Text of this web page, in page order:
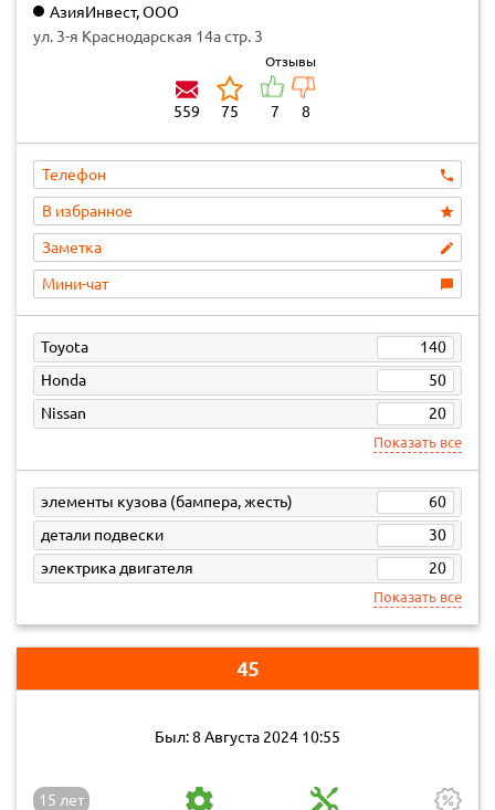
АзияИнвест, ООО
ул. 3-я Краснодарская 14а стр. 3
559 75
Отзывы
7 8
Телефон
В избранное
Заметка
Мини-чат
Toyota
140
Honda
50
Nissan
20
Показать все
элементы кузова (бампера, жесть)
60
детали подвески
30
электрика двигателя
20
Показать все
45
Был: 8 Августа 2024 10:55
15 лет